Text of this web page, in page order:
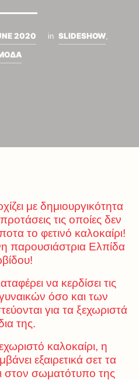
2020 in SLIDESHOW,
με δημιουργικότητα
τις οποίες δεν
το φετινό καλοκαίρι!
παρουσιάστρια Ελπίδα
να κερδίσει τις
όσο και των
για τα ξεχωριστά
της.
καλοκαίρι, η
εξαιρετικά σετ τα
στον σωματότυπο της